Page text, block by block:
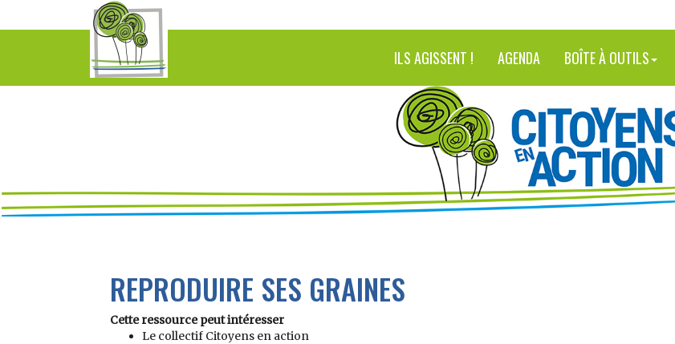
ILS AGISSENT ! AGENDA BOÎTE À OUTILS
REPRODUIRE SES GRAINES
Cette ressource peut intéresser
Le collectif Citoyens en action